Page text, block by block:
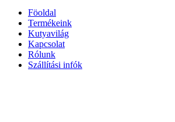
Föoldal
Termékeink
Kutyavilág
Kapcsolat
Rólunk
Szállítási infók